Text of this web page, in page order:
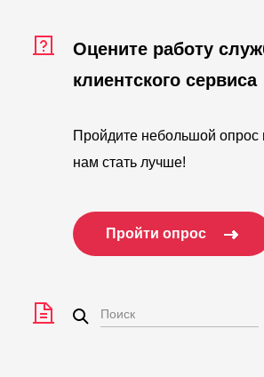
Оцените работу
клиентского сервиса
Пройдите небольшой опрос
нам стать лучше!
Пройти опрос